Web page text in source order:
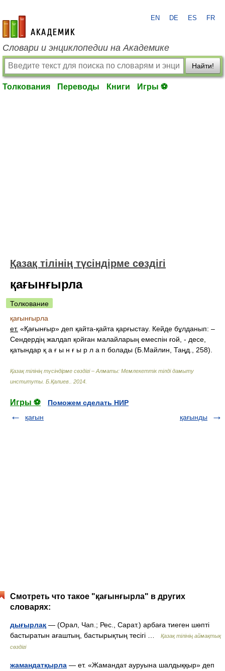
academic.ru
EN DE ES FR
Словари и энциклопедии на Академике
Найти!
Толкования Переводы Книги Игры ⚽
Қазақ тілінің түсіндірме сөздігі
қағынғырла
Толкование
қағынғырла
ет. «Қағынғыр» деп қайта-қайта қарғыстау. Кейде бұлданып: –
Сендердің жалдап қойған малайларың емеспін ғой, - десе,
қатындар қ а ғ ы н ғ ы р л а п болады (Б.Майлин, Таңд., 258).
Қазақ тілінің түсіндірме сөздігі – Алматы: Мемлекеттік тілді дамыту
институты Б.Қалиев. 2014
Игры ⚽
Поможем сделать НИР
қағын
қағынды
Смотреть что такое "қағынғырла" в других
словарях:
дығырлақ — (Орал, Чап.; Рес., Сарат.) арбаға тиеген шөпті
бастыратын ағаштың, бастырықтың тесігі …
Қазақ тілінің аймақтық
сөздігі
жамандатқырла — ет. «Жамандат ауруына шалдыққыр» деп